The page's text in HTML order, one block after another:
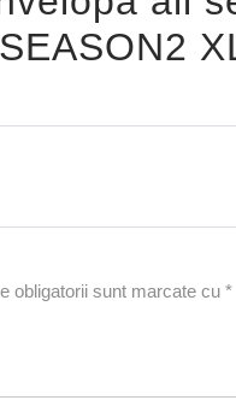
obligatorii sunt marcate cu *